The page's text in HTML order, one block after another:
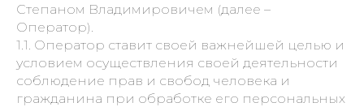
Степаном Владимировичем (далее –
Оператор).
1.1. Оператор ставит своей важнейшей целью и
условием осуществления своей деятельности
соблюдение прав и свобод человека и
гражданина при обработке его персональных